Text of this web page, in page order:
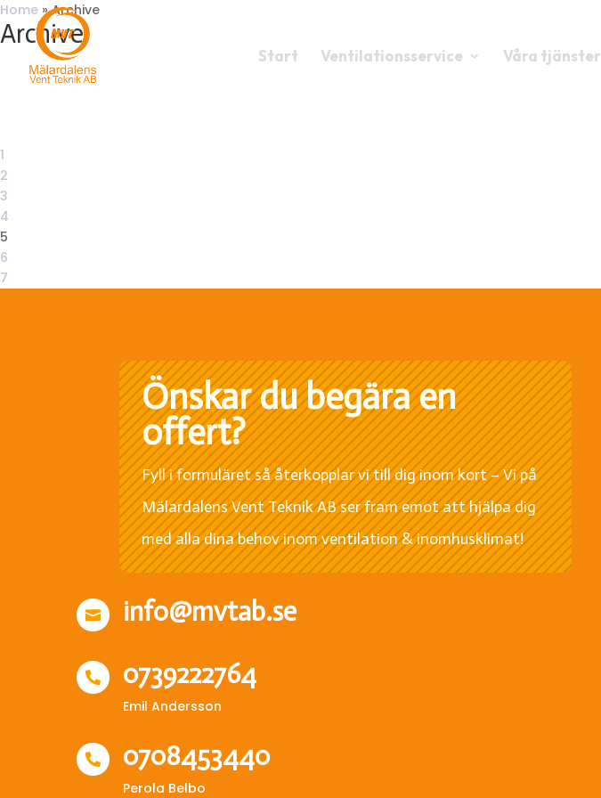
Start Ventilationsservice Våra tjänster
Home »Archive
Archive
1
2
3
4
5
6
7
Önskar du begära en
offert?
Fyll i formuläret så återkopplar vi till dig inom kort – Vi på
Mälardalens Vent Teknik AB ser fram emot att hjälpa dig
med alla dina behov inom ventilation & inomhusklimat!
 info@mvtab.se
 0739222764
Emil Andersson
 0708453440
Perola Belbo